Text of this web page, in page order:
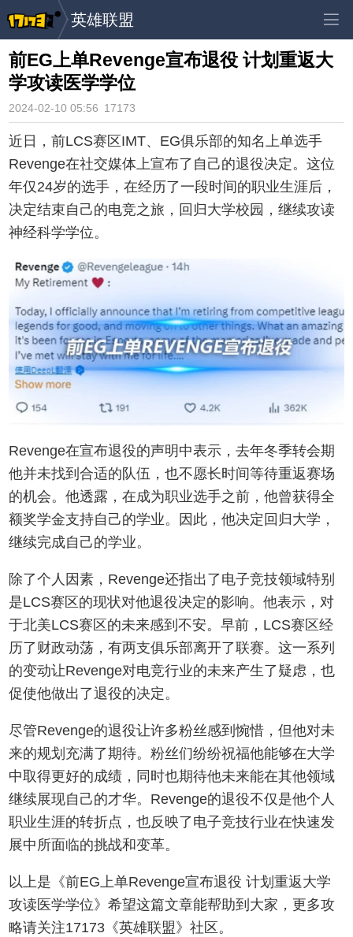
英雄联盟
前EG上单Revenge宣布退役 计划重返大
学攻读医学学位
2024-02-10 05:56 17173
近日，前LCS赛区IMT、EG俱乐部的知名上单选手
Revenge在社交媒体上宣布了自己的退役决定。这位
年仅24岁的选手，在经历了一段时间的职业生涯后，
决定结束自己的电竞之旅，回归大学校园，继续攻读
神经科学学位。
Revenge在宣布退役的声明中表示，去年冬季转会期
他并未找到合适的队伍，也不愿长时间等待重返赛场
的机会。他透露，在成为职业选手之前，他曾获得全
额奖学金支持自己的学业。因此，他决定回归大学，
继续完成自己的学业。
除了个人因素，Revenge还指出了电子竞技领域特别
是LCS赛区的现状对他退役决定的影响。他表示，对
于北美LCS赛区的未来感到不安。早前，LCS赛区经
历了财政动荡，有两支俱乐部离开了联赛。这一系列
的变动让Revenge对电竞行业的未来产生了疑虑，也
促使他做出了退役的决定。
尽管Revenge的退役让许多粉丝感到惋惜，但他对未
来的规划充满了期待。粉丝们纷纷祝福他能够在大学
中取得更好的成绩，同时也期待他未来能在其他领域
继续展现自己的才华。Revenge的退役不仅是他个人
职业生涯的转折点，也反映了电子竞技行业在快速发
展中所面临的挑战和变革。
以上是《前EG上单Revenge宣布退役 计划重返大学
攻读医学学位》希望这篇文章能帮助到大家，更多攻
略请关注17173《英雄联盟》社区。